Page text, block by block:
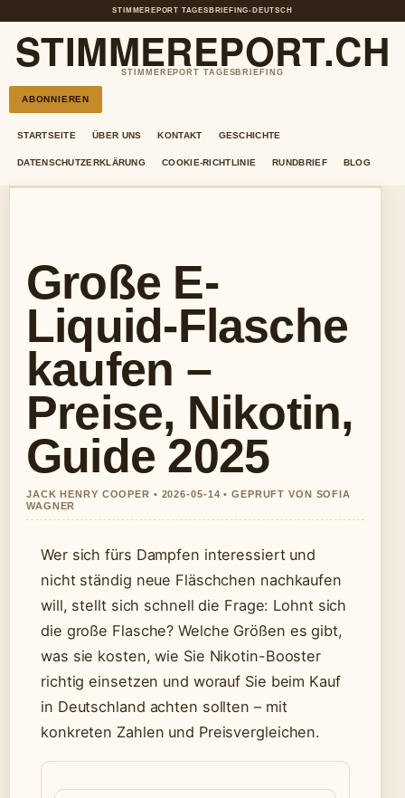
STIMMEREPORT TAGESBRIEFING• DEUTSCH
STIMMEREPORT.CH
STIMMEREPORT TAGESBRIEFING
ABONNIEREN
STARTSEITE ÜBER UNS KONTAKT GESCHICHTE
DATENSCHUTZERKLÄRUNG COOKIE-RICHTLINIE RUNDBRIEF BLOG
Große E-
Liquid-Flasche
kaufen –
Preise, Nikotin,
Guide 2025
JACK HENRY COOPER • 2026-05-14 • GEPRUFT VON SOFIA
WAGNER
Wer sich fürs Dampfen interessiert und
nicht ständig neue Fläschchen nachkaufen
will, stellt sich schnell die Frage: Lohnt sich
die große Flasche? Welche Größen es gibt,
was sie kosten, wie Sie Nikotin-Booster
richtig einsetzen und worauf Sie beim Kauf
in Deutschland achten sollten – mit
konkreten Zahlen und Preisvergleichen.